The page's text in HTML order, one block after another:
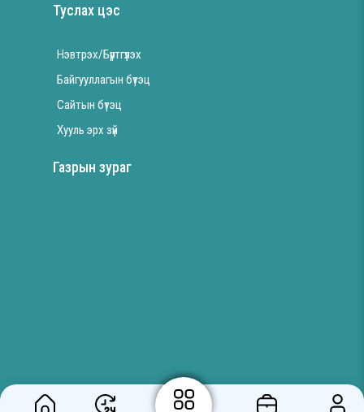
Туслах цэс
Нэвтрэх/Бүртгүүлэх
Байгууллагын бүтэц
Сайтын бүтэц
Хууль эрх зүй
Газрын зураг